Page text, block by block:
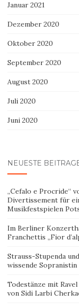
Januar 2021
Dezember 2020
Oktober 2020
September 2020
August 2020
Juli 2020
Juni 2020
NEUESTE
„Cefalo e Procride“
Divertissement für
Musikfestspielen
Im Berliner
Franchettis „Fior
Strauss-Stupenda
wissende
Todestänze mit
von Sidi Larbi